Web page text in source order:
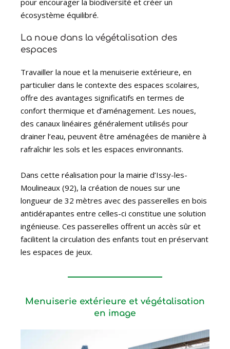
écosystème équilibré.
La noue dans la végétalisation des
espaces
Travailler la noue et la menuiserie extérieure, en
particulier dans le contexte des espaces scolaires,
offre des avantages significatifs en termes de
confort thermique et d’aménagement. Les noues,
des canaux linéaires généralement utilisés pour
drainer l’eau, peuvent être aménagées de manière à
rafraîchir les sols et les espaces environnants.
Dans cette réalisation pour la mairie d’Issy-les-
Moulineaux (92), la création de noues sur une
longueur de 32 mètres avec des passerelles en bois
antidérapantes entre celles-ci constitue une solution
ingénieuse. Ces passerelles offrent un accès sûr et
facilitent la circulation des enfants tout en préservant
les espaces de jeux.
Menuiserie extérieure et végétalisation
en image